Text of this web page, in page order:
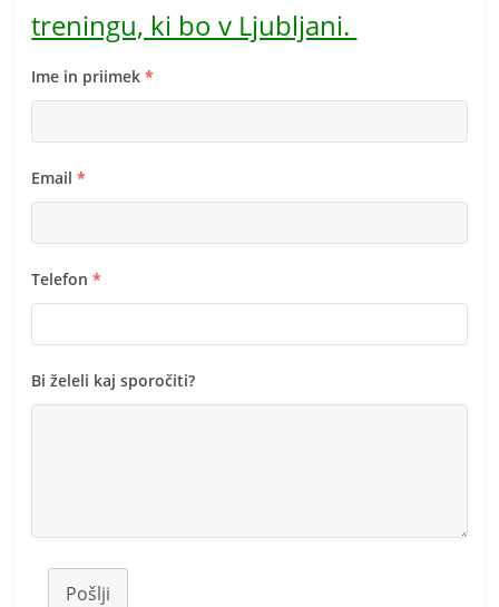
treningu, ki bo v Ljubljani.
Ime in priimek *
Email *
Telefon *
Bi želeli kaj sporočiti?
Pošlji